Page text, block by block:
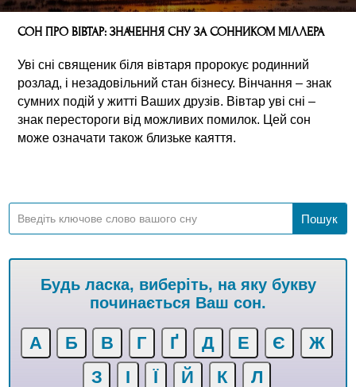
СОН ПРО ВІВТАР: ЗНАЧЕННЯ СНУ ЗА СОННИКОМ МІЛЛЕРА
Уві сні священик біля вівтаря пророкує родинний
розлад, і незадовільний стан бізнесу. Вінчання – знак
сумних подій у житті Ваших друзів. Вівтар уві сні –
знак перестороги від можливих помилок. Цей сон
може означати також близьке каяття.
Будь ласка, виберіть, на яку букву
починається Ваш сон.
А Б В Г Ґ Д Е Є
Ж
З
І Ї Й К Л